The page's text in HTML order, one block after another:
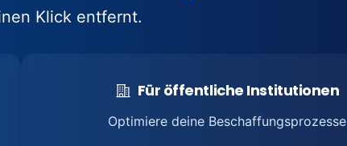
Klick entfernt.
Für öffentliche Institutionen
Optimiere deine Beschaffungsprozesse